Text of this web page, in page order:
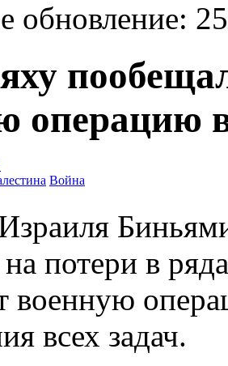
обновление:
операцию
Война
потери в
военную
всех задач.